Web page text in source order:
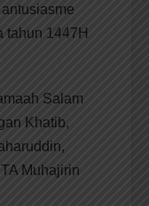
tahun 1447H
Salam
Khatib,
Muhajirin